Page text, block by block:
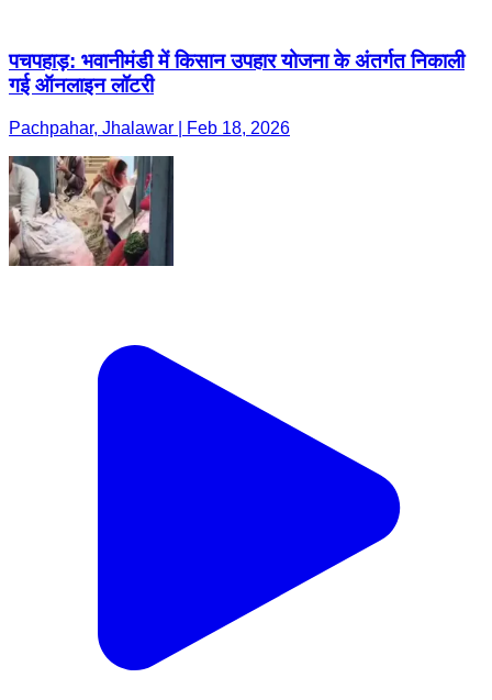
पचपहाड़: भवानीमंडी में किसान उपहार योजना के अंतर्गत निकाली
गई ऑनलाइन लॉटरी
Pachpahar, Jhalawar | Feb 18, 2026